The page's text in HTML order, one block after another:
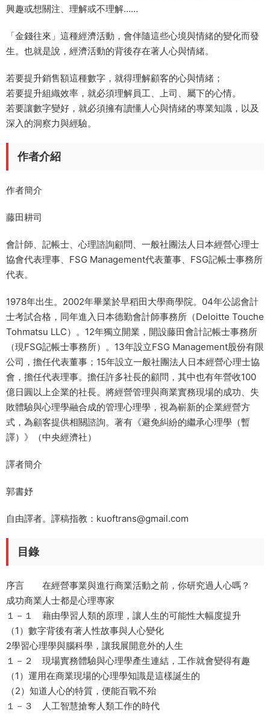
興趣或想關注、理解或不理解……
「金錢往來」這種經濟活動，會伴隨這些心境與情緒的變化而發
生。也就是說，經濟活動的背後存在著人心與情緒。
若要提升銷售額這種數字，就得理解顧客的心與情緒；
若要提升組織效率，就必須理解員工、上司、屬下的心情。
若要讓數字變好，就必須擁有讀懂人心與情緒的專業知識，以及
深入的洞察力與經驗。
作者介紹
作者簡介
藤田耕司
會計師、記帳士、心理諮詢顧問、一般社團法人日本經營心理士
協會代表理事、FSG Management代表董事、FSG記帳士事務所
代表。
1978年出生。2002年畢業於早稻田大學商學院。04年公認會計
士考試合格，同年進入日本德勤會計師事務所（Deloitte Touche
Tohmatsu LLC）。12年獨立開業，開設藤田會計記帳士事務所
（現FSG記帳士事務所）。13年設立FSG Management股份有限
公司，擔任代表董事；15年設立一般社團法人日本經營心理士協
會，擔任代表理事。擔任許多社長的顧問，其中也有年營收100
億日圓以上企業的社長。將經營管理與商業實務現場的成功、失
敗體驗與心理學融合成的管理心理學，視為嶄新的企業經營方
式，為顧客提供相關諮詢。著有《避免糾紛的繼承心理學（暫
譯）》（中央經濟社）
譯者簡介
郭書妤
自由譯者。譯稿指教：kuoftrans@gmail.com
目錄
序言 在經營事業與進行商業活動之前，你研究過人心嗎？
成功商業人士都是心理專家
１－１ 藉由學習人類的原理，讓人生的可能性大幅度提升
（1）數字背後有著人性故事與人心變化
2學習心理學與腦科學，讓我展開意外的人生
１－２ 現場實務體驗與心理學產生連結，工作就會變得有趣
（1）運用在商業現場的心理學知識是這樣誕生的
（2）知道人心的特質，便能百戰不殆
１－３ 人工智慧搶奪人類工作的時代